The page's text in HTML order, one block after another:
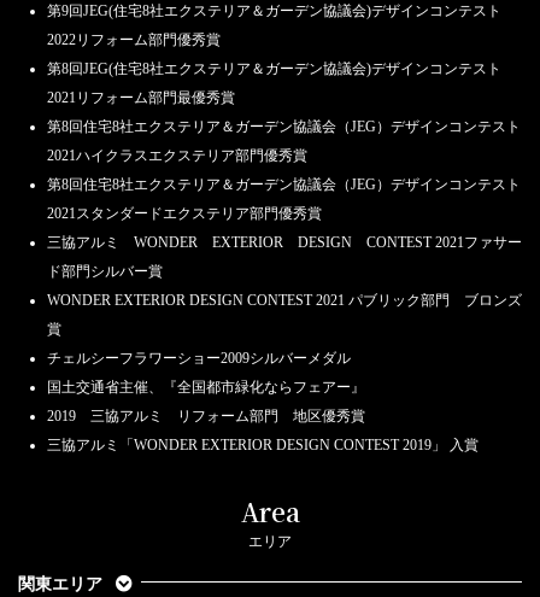
第9回JEG(住宅8社エクステリア＆ガーデン協議会)デザインコンテスト
2022リフォーム部門優秀賞
第8回JEG(住宅8社エクステリア＆ガーデン協議会)デザインコンテスト
2021リフォーム部門最優秀賞
第8回住宅8社エクステリア＆ガーデン協議会（JEG）デザインコンテスト
2021ハイクラスエクステリア部門優秀賞
第8回住宅8社エクステリア＆ガーデン協議会（JEG）デザインコンテスト
2021スタンダードエクステリア部門優秀賞
三協アルミ WONDER EXTERIOR DESIGN CONTEST 2021ファサー
ド部門シルバー賞
WONDER EXTERIOR DESIGN CONTEST 2021 パブリック部門 ブロンズ
賞
チェルシーフラワーショー2009シルバーメダル
国土交通省主催、『全国都市緑化ならフェアー』
2019 三協アルミ リフォーム部門 地区優秀賞
三協アルミ「WONDER EXTERIOR DESIGN CONTEST 2019」 入賞
Area
エリア
関東エリア